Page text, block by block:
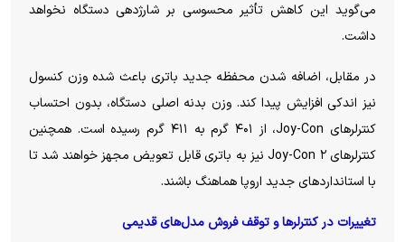
می‌گوید این کاهش تأثیر محسوسی بر شارژدهی دستگاه نخواهد
داشت.
در مقابل، اضافه شدن محفظه جدید باتری باعث شده وزن کنسول
نیز اندکی افزایش پیدا کند. وزن بدنه اصلی دستگاه، بدون احتساب
کنترلر‌های Joy-Con، از ۴۰۱ گرم به ۴۱۱ گرم رسیده است. همچنین
کنترلر‌های Joy-Con ۲ نیز به باتری قابل تعویض مجهز خواهند شد تا
با استاندارد‌های جدید اروپا هماهنگ باشند.
تغییرات در کنترلر‌ها و توقف فروش مدل‌های قدیمی